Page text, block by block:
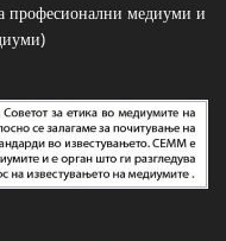
професионални медиуми и